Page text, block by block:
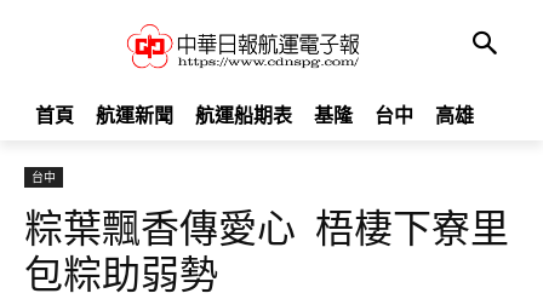
首頁 航運新聞 航運船期表 基隆 台中 高雄
台中
粽葉飄香傳愛心 梧棲下寮里
包粽助弱勢